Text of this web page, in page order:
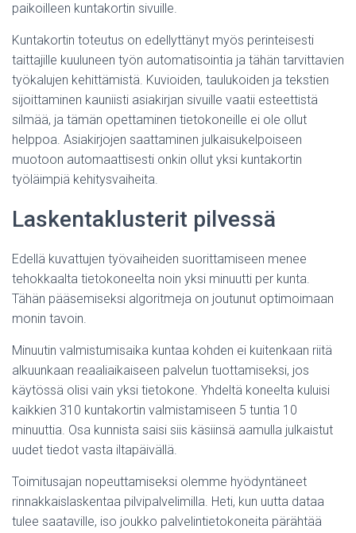
paikoilleen kuntakortin sivuille.
Kuntakortin toteutus on edellyttänyt myös perinteisesti
taittajille kuuluneen työn automatisointia ja tähän tarvittavien
työkalujen kehittämistä. Kuvioiden, taulukoiden ja tekstien
sijoittaminen kauniisti asiakirjan sivuille vaatii esteettistä
silmää, ja tämän opettaminen tietokoneille ei ole ollut
helppoa. Asiakirjojen saattaminen julkaisukelpoiseen
muotoon automaattisesti onkin ollut yksi kuntakortin
työläimpiä kehitysvaiheita.
Laskentaklusterit pilvessä
Edellä kuvattujen työvaiheiden suorittamiseen menee
tehokkaalta tietokoneelta noin yksi minuutti per kunta.
Tähän pääsemiseksi algoritmeja on joutunut optimoimaan
monin tavoin.
Minuutin valmistumisaika kuntaa kohden ei kuitenkaan riitä
alkuunkaan reaaliaikaiseen palvelun tuottamiseksi, jos
käytössä olisi vain yksi tietokone. Yhdeltä koneelta kuluisi
kaikkien 310 kuntakortin valmistamiseen 5 tuntia 10
minuuttia. Osa kunnista saisi siis käsiinsä aamulla julkaistut
uudet tiedot vasta iltapäivällä.
Toimitusajan nopeuttamiseksi olemme hyödyntäneet
rinnakkaislaskentaa pilvipalvelimilla. Heti, kun uutta dataa
tulee saataville, iso joukko palvelintietokoneita pärähtää